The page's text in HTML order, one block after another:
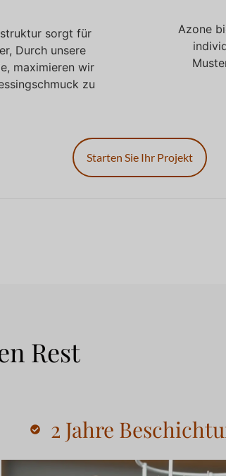
sorgt für
Durch unsere
maximieren wir
zu
Azone
Starten Sie Ihr Projekt
Rest
2 Jahre